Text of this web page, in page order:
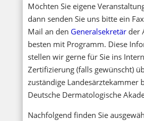
Möchten Sie eigene
dann senden Sie uns bitte ein
Mail an den Generalsekretärder
besten mit Programm. Diese
stellen wir gerne für Sie ins
Zertifizierung (falls gewünscht)
zuständige Landesärztekammer
Deutsche Dermatologische
Nachfolgend finden Sie